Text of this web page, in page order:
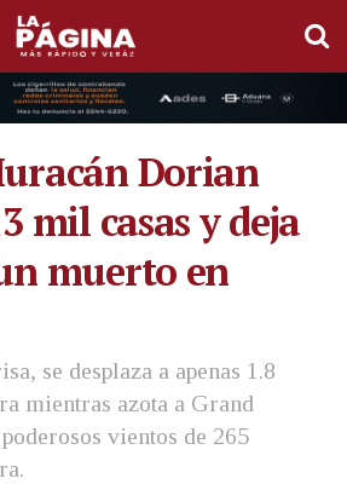
Dorian
mil casas y deja
muerto en
se desplaza a apenas 1.8
mientras azota a Grand
vientos de 265